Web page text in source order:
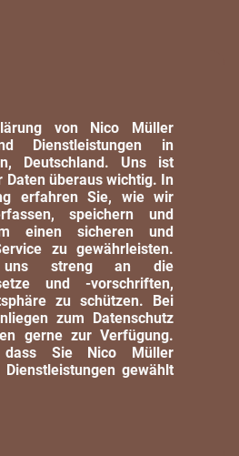
von Nico Müller
Dienstleistungen in
Deutschland. Uns ist
Daten überaus wichtig. In
erfahren Sie, wie wir
speichern und
einen sicheren und
zu gewährleisten.
streng an die
und -vorschriften,
zu schützen. Bei
zum Datenschutz
gerne zur Verfügung.
dass Sie Nico Müller
gewählt